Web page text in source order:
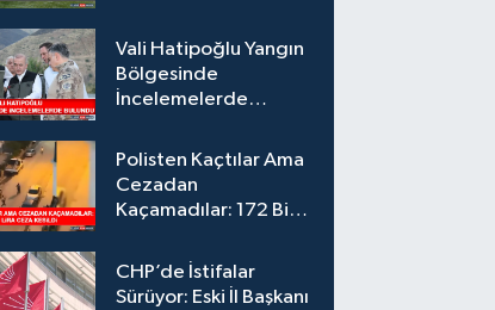
Vali Hatipoğlu Yangın
Bölgesinde
İncelemelerde
Polisten Kaçtılar Ama
Cezadan
Kaçamadılar: 172 Bin
CHP’de İstifalar
Sürüyor: Eski İl Başkanı